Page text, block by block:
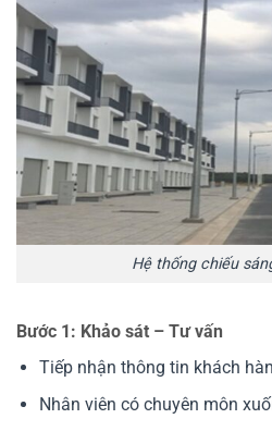
Hệ thống chiếu
Bước 1: Khảo sát – Tư vấn
Tiếp nhận thông tin khách
Nhân viên có chuyên môn